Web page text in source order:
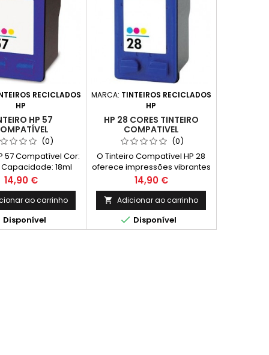
RECICLADOS
HP
HP 57
(0)
57 Compatível Cor:
18ml
Preço
14,90 €
ao carrinho
Disponível
MARCA: TINTEIROS RECICLADOS
HP
HP 28 CORES TINTEIRO
COMPATIVEL
(0)
O Tinteiro Compatível HP 28
oferece impressões vibrantes
e de alta qualidade, ideal
para fotos e documentos
coloridos. Fácil de instalar e
econômico, é a escolha
perfeita para quem busca
resultados consistentes e
Preço
14,90 €
 Adicionar ao carrinho
 Disponível